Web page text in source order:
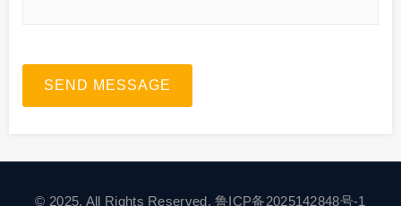
SEND MESSAGE
© 2025. All Rights Reserved.鲁ICP备2025142848号-1